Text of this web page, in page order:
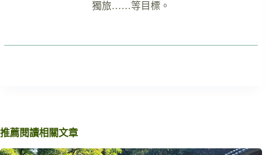
獨旅……等目標。
推薦閱讀相關文章